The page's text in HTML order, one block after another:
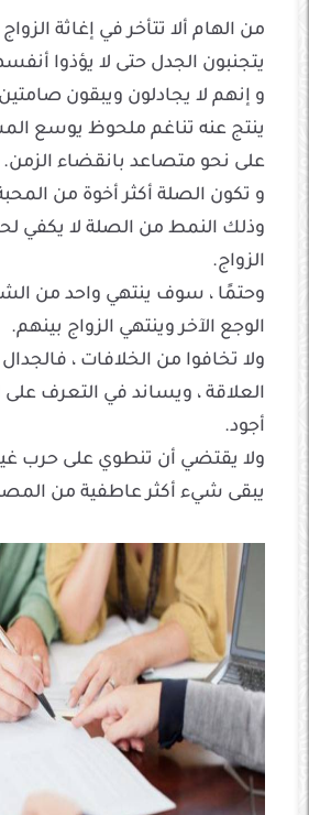
من الهام ألا تتأخر في إغاثة
يتجنبون الجدل حتى لا يؤذوا
و إنهم لا يجادلون ويبقون صامتين
ينتج عنه تناغم ملحوظ يوسع
على نحو متصاعد بانقضاء الزمن.
و تكون الصلة أكثر أخوة من
وذلك النمط من الصلة لا يكفي
الزواج.
وحتمًا ، سوف ينتهي واحد من
الوجع الآخر وينتهي الزواج بينهم.
ولا تخافوا من الخلافات ،
العلاقة ، ويساند في التعرف على
أجود.
ولا يقتضي أن تنطوي على حرب
يبقى شيء أكثر عاطفية من